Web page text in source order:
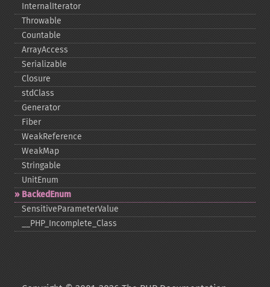
InternalIterator
Throwable
Countable
ArrayAccess
Serializable
Closure
stdClass
Generator
Fiber
WeakReference
WeakMap
Stringable
UnitEnum
BackedEnum
SensitiveParameterValue
_​_​PHP_​Incomplete_​Class